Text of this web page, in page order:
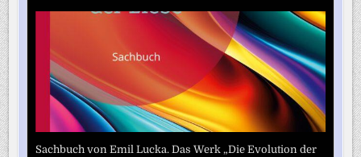
Sachbuch von Emil Lucka. Das Werk „Die Evolution der